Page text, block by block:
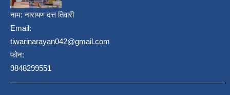
नाम:नारायण दत्त तिवारी
Email:
tiwarinarayan042@gmail.com
फोन:
9848299551